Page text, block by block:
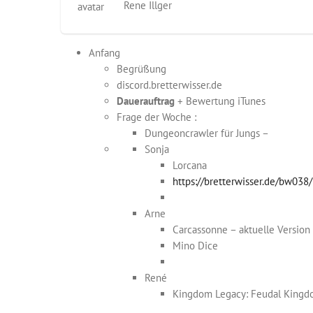
Rene Illger
Anfang
Begrüßung
discord.bretterwisser.de
Dauerauftrag + Bewertung iTunes
Frage der Woche :
Dungeoncrawler für Jungs –
Sonja
Lorcana
https://bretterwisser.de/bw038/
Arne
Carcassonne – aktuelle Version
Mino Dice
René
Kingdom Legacy: Feudal